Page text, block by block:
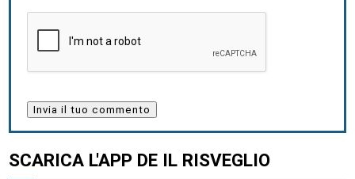
SCARICA L'APP DE IL RISVEGLIO